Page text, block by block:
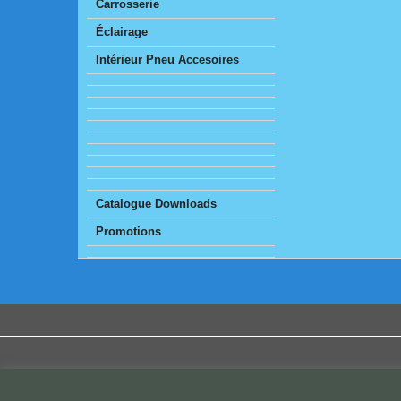
Carrosserie
Éclairage
Intérieur Pneu Accesoires
Catalogue Downloads
Promotions